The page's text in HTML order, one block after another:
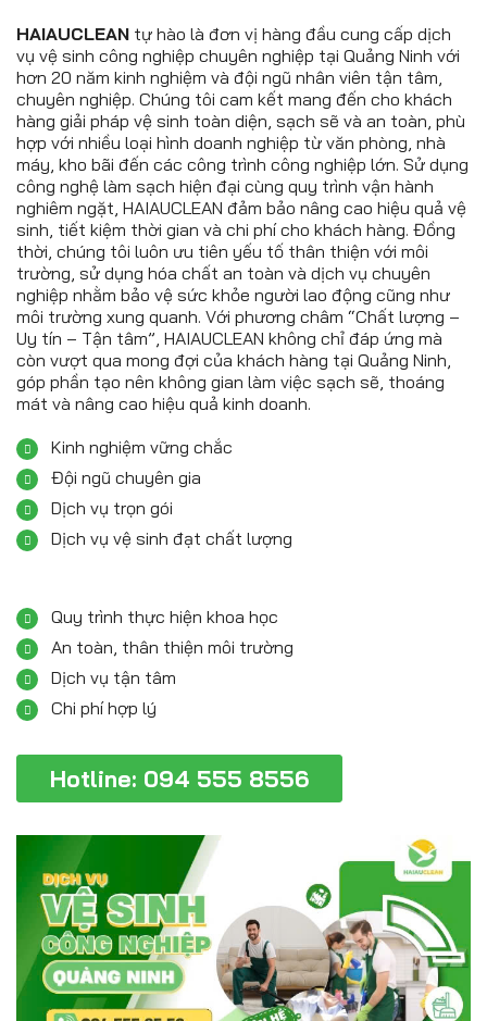
HAIAUCLEAN tự hào là đơn vị hàng đầu cung cấp dịch
vụ vệ sinh công nghiệp chuyên nghiệp tại Quảng Ninh với
hơn 20 năm kinh nghiệm và đội ngũ nhân viên tận tâm,
chuyên nghiệp. Chúng tôi cam kết mang đến cho khách
hàng giải pháp vệ sinh toàn diện, sạch sẽ và an toàn, phù
hợp với nhiều loại hình doanh nghiệp từ văn phòng, nhà
máy, kho bãi đến các công trình công nghiệp lớn. Sử dụng
công nghệ làm sạch hiện đại cùng quy trình vận hành
nghiêm ngặt, HAIAUCLEAN đảm bảo nâng cao hiệu quả vệ
sinh, tiết kiệm thời gian và chi phí cho khách hàng. Đồng
thời, chúng tôi luôn ưu tiên yếu tố thân thiện với môi
trường, sử dụng hóa chất an toàn và dịch vụ chuyên
nghiệp nhằm bảo vệ sức khỏe người lao động cũng như
môi trường xung quanh. Với phương châm “Chất lượng –
Uy tín – Tận tâm”, HAIAUCLEAN không chỉ đáp ứng mà
còn vượt qua mong đợi của khách hàng tại Quảng Ninh,
góp phần tạo nên không gian làm việc sạch sẽ, thoáng
mát và nâng cao hiệu quả kinh doanh.
Kinh nghiệm vững chắc
Đội ngũ chuyên gia
Dịch vụ trọn gói
Dịch vụ vệ sinh đạt chất lượng
Quy trình thực hiện khoa học
An toàn, thân thiện môi trường
Dịch vụ tận tâm
Chi phí hợp lý
Hotline: 094 555 8556